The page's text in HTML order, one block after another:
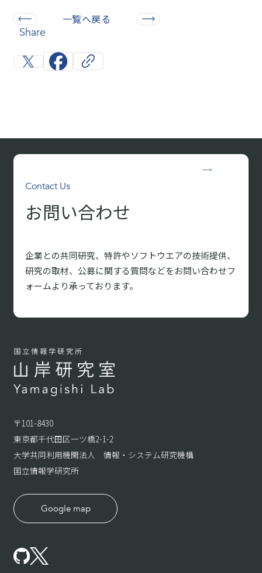
Share
一覧へ戻る
Contact Us
お問い合わせ
企業との共同研究、特許やソフトウエアの技術提供、
研究の取材、 公募に関する質問などをお問い合わせフ
ォームより承っております。
〒101-8430
東京都千代田区一ツ橋2-1-2
大学共同利用機関法人 情報・システム研究機構
国立情報学研究所
Google map